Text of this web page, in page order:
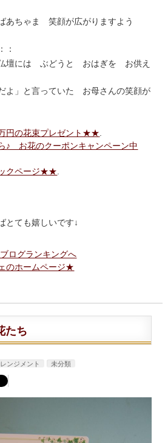
ちゃま 笑顔が広がりますよう
：
壇には ぶどうと おはぎを お供え
よ」と言っていた お母さんの笑顔が
の花束プレゼント★★.
♪ お花のクーポンキャンペーン中
クページ★★.
とても嬉しいです↓
ログランキングへ
ホームページ★
たち
ンジメント 未分類